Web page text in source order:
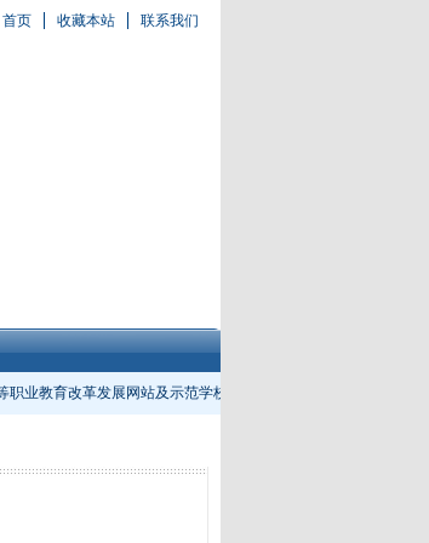
首页 收藏本站 联系我们
业教育改革发展网站及示范学校建设专题网站